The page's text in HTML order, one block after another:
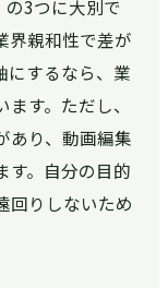
の3つに大別で
界親和性で差が
にするなら、業
す。ただし、
あり、動画編集
す。自分の目的
回りしないため